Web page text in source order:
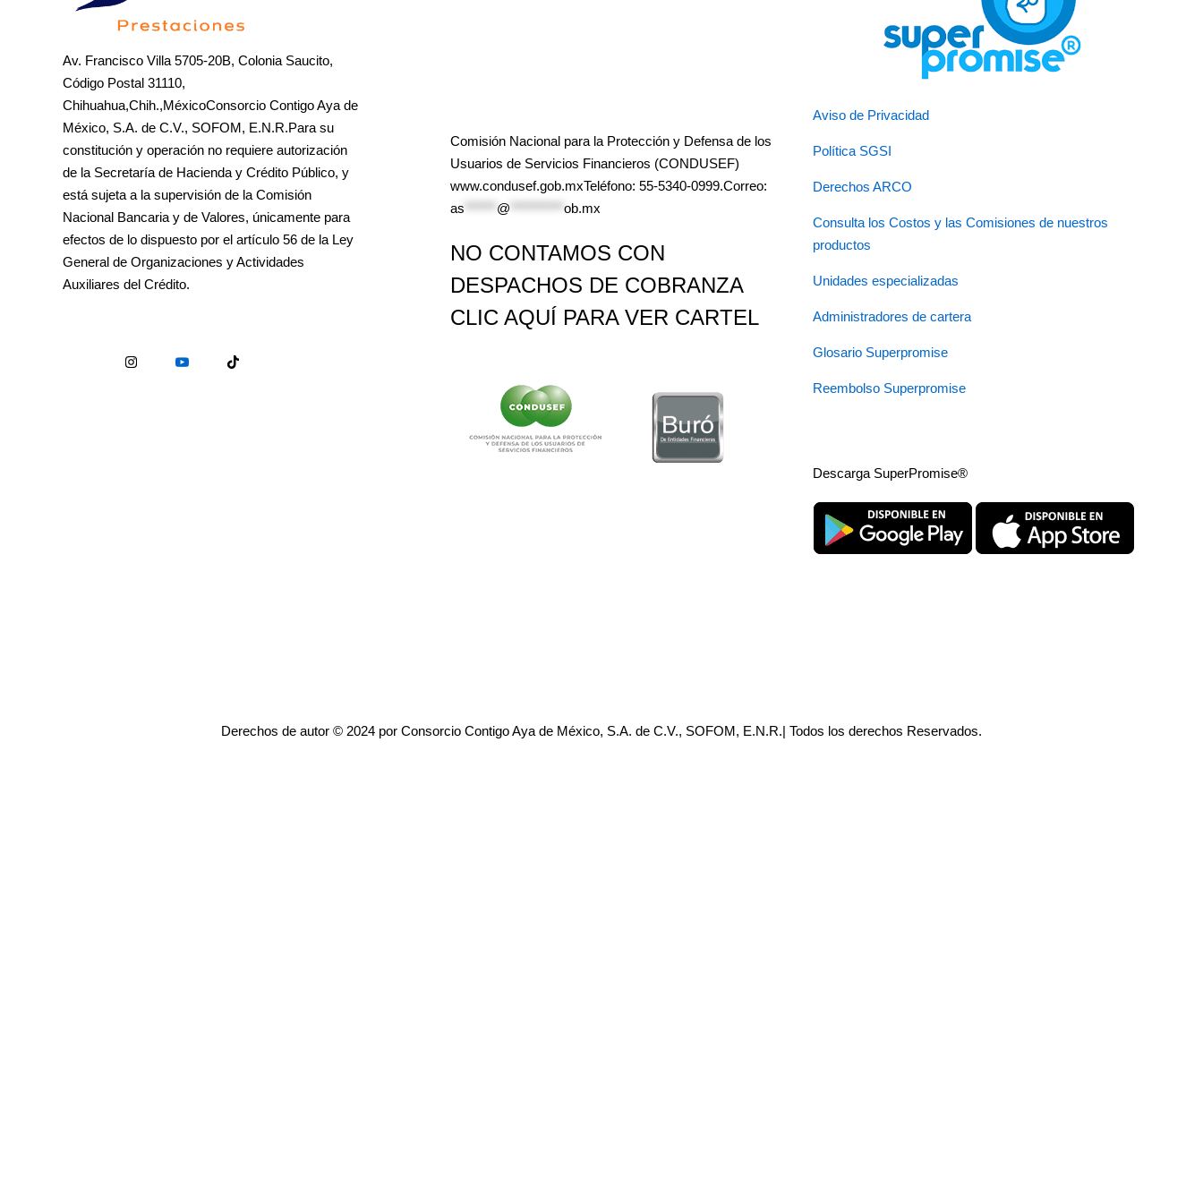
Av. Francisco Villa 5705-20B, Colonia Saucito,
Código Postal 31110,
Chihuahua,Chih.,MéxicoConsorcio Contigo Aya de
México, S.A. de C.V., SOFOM, E.N.R.Para su
constitución y operación no requiere autorización
de la Secretaría de Hacienda y Crédito Público, y
está sujeta a la supervisión de la Comisión
Nacional Bancaria y de Valores, únicamente para
efectos de lo dispuesto por el artículo 56 de la Ley
General de Organizaciones y Actividades
Auxiliares del Crédito.
Comisión Nacional para la Protección y Defensa de los
Usuarios de Servicios Financieros (CONDUSEF)
www.condusef.gob.mxTeléfono: 55-5340-0999.Correo:
as
@ ob.mx
NO CONTAMOS CON
DESPACHOS DE COBRANZA
CLIC AQUÍ PARA VER CARTEL
Aviso de Privacidad
Política SGSI
Derechos ARCO
Consulta los Costos y las Comisiones de nuestros
productos
Unidades especializadas
Administradores de cartera
Glosario Superpromise
Reembolso Superpromise
Descarga SuperPromise®
Derechos de autor © 2024 por Consorcio Contigo Aya de México, S.A. de C.V., SOFOM, E.N.R.| Todos los derechos Reservados.